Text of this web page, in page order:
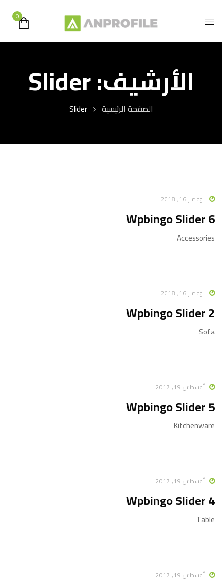
0
الأرشيف:Slider
الصفحة الرئيسية Slider
نوفمبر 16, 2018
Wpbingo Slider 6
Accessories
نوفمبر 16, 2018
Wpbingo Slider 2
Sofa
أغسطس 19, 2017
Wpbingo Slider 5
Kitchenware
أغسطس 19, 2017
Wpbingo Slider 4
Table
أغسطس 19, 2017